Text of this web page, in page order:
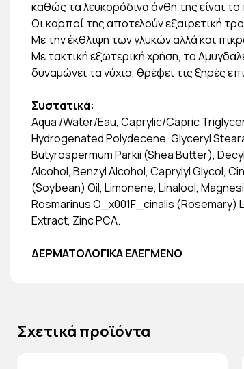
καθώς τα λευκορόδινα άνθη της είναι
Οι καρποί της αποτελούν εξαιρετική
Με την έκθλιψη των γλυκών αλλά και
Με τακτική εξωτερική χρήση, το
δυναμώνει τα νύχια, θρέφει τις ξηρές
Συστατικά:
Aqua /Water/Eau, Caprylic/Capric
Hydrogenated Polydecene, Glyceryl
Butyrospermum Parkii (Shea Butter),
Alcohol, Benzyl Alcohol, Caprylyl Glycol,
(Soybean) Oil, Limonene, Linalool,
Rosmarinus O_x001F_cinalis (Rosemary)
Extract, Zinc PCA.
ΔΕΡΜΑΤΟΛΟΓΙΚΑ ΕΛΕΓΜΕΝΟ
Σχετικά προϊόντα